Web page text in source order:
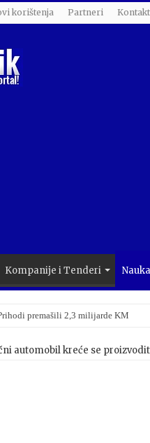
korištenja Partneri Kontakt
Kompanije i Tenderi
premašili 2,3 milijarde KM
automobil kreće se